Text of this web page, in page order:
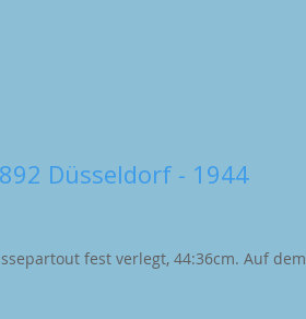
Düsseldorf - 1944
fest verlegt, 44:36cm. Auf dem